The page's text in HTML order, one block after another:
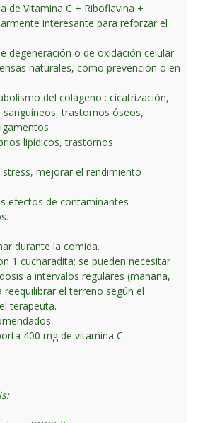
de Vitamina C + Riboflavina +
interesante para reforzar el
degeneración o de oxidación celular
naturales, como prevención o en
del colágeno : cicatrización,
trastornos óseos,
lipídicos, trastornos
mejorar el rendimiento
efectos de contaminantes
durante la comida.
1 cucharadita; se pueden necesitar
a intervalos regulares (mañana,
el terreno según el
terapeuta.
400 mg de vitamina C